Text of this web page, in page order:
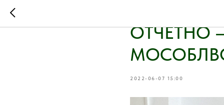
ОТЧЕТНО
2022-06-07 15:00